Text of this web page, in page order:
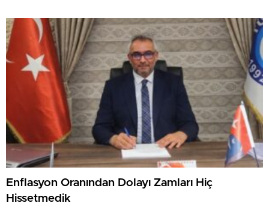
Enflasyon Oranından Dolayı Zamları Hiç
Hissetmedik